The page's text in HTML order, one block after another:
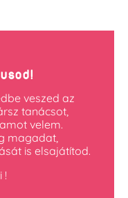
veszed az
tanácsot,
velem.
magadat,
is elsajátítod.
!